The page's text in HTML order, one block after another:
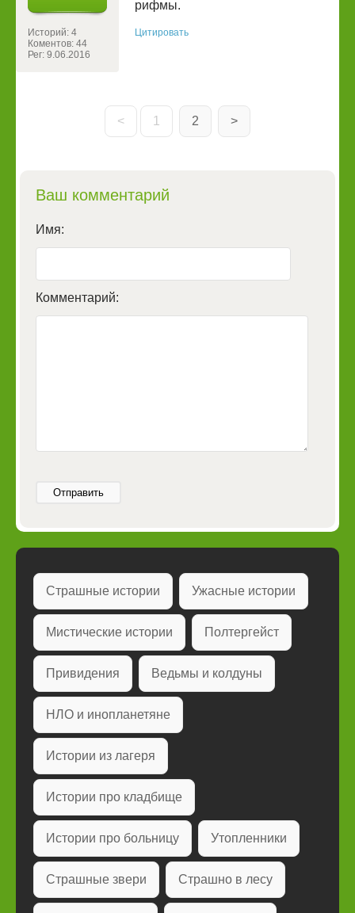
Историй: 4
Коментов: 44
Рег: 9.06.2016
рифмы.
Цитировать
< 1 2 >
Ваш комментарий
Имя:
Комментарий:
Отправить
Страшные истории Ужасные истории
Мистические истории Полтергейст
Привидения Ведьмы и колдуны
НЛО и инопланетяне
Истории из лагеря
Истории про кладбище
Истории про больницу Утопленники
Страшные звери Страшно в лесу